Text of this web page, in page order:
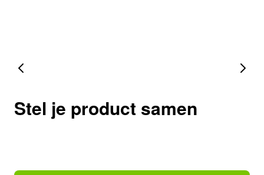
Stel je product samen